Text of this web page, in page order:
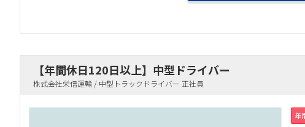
【年間休日120日以上】中型ドライバー
株式会社栄信運輸 / 中型トラックドライバー 正社員
年